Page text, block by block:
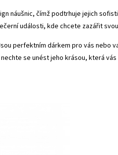
náušnic, čímž podtrhuje jejich
události, kde chcete zazářit
perfektním dárkem pro vás nebo
se unést jeho krásou, která